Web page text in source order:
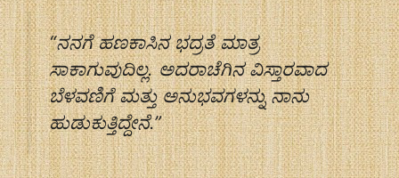
“ನನಗೆ ಹಣಕಾಸಿನ ಭದ್ರತೆ ಮಾತ್ರ
ಸಾಕಾಗುವುದಿಲ್ಲ. ಅದರಾಚೆಗಿನ ವಿಸ್ತಾರವಾದ
ಬೆಳವಣಿಗೆ ಮತ್ತು ಅನುಭವಗಳನ್ನು ನಾನು
ಹುಡುಕುತ್ತಿದ್ದೇನೆ.”